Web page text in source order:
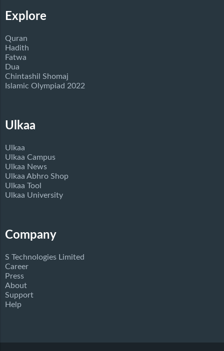
Explore
Quran
Hadith
Fatwa
Dua
Chintashil Shomaj
Islamic Olympiad 2022
Ulkaa
Ulkaa
Ulkaa Campus
Ulkaa News
Ulkaa Abhro Shop
Ulkaa Tool
Ulkaa University
Company
S Technologies Limited
Career
Press
About
Support
Help